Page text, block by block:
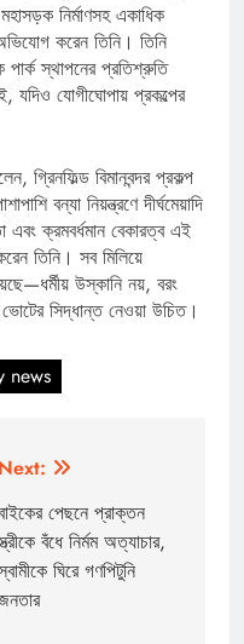
নির্মাণসহ একাধিক
করেন তিনি। তিনি
পার্ক স্থাপনের প্রতিশ্রুতি
যদিও যোগীঘোপায় প্রকল্পের
গ্রিনফিল্ড বিমানবন্দর প্রকল্প
বন্যা নিয়ন্ত্রণে দীর্ঘমেয়াদি
এবং ক্রমবর্ধমান বেকারত্ব এই
তিনি। সব মিলিয়ে
উস্কানি নয়, বরং
সিদ্ধান্ত নেওয়া উচিত।
news
Next:
পেছনে প্রাক্তন
বঁধে নির্মম অত্যাচার,
ঘিরে গণপিটুনি